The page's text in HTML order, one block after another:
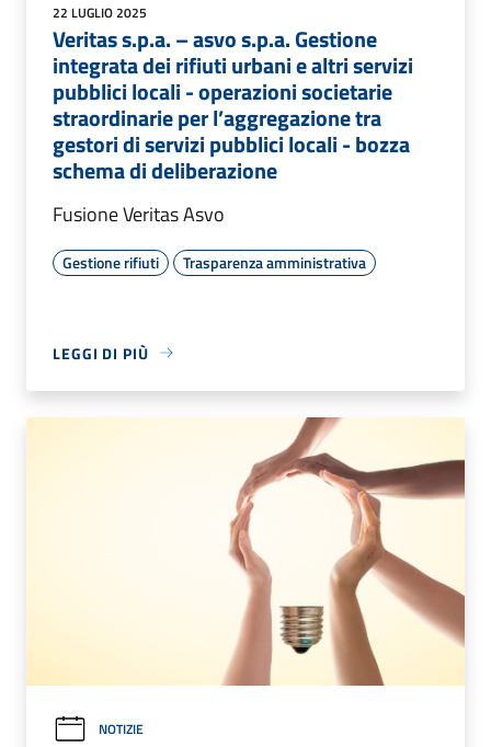
22 LUGLIO 2025
Veritas s.p.a. – asvo s.p.a. Gestione
integrata dei rifiuti urbani e altri servizi
pubblici locali - operazioni societarie
straordinarie per l’aggregazione tra
gestori di servizi pubblici locali - bozza
schema di deliberazione
Fusione Veritas Asvo
Gestione rifiuti Trasparenza amministrativa
LEGGI DI PIÙ
NOTIZIE